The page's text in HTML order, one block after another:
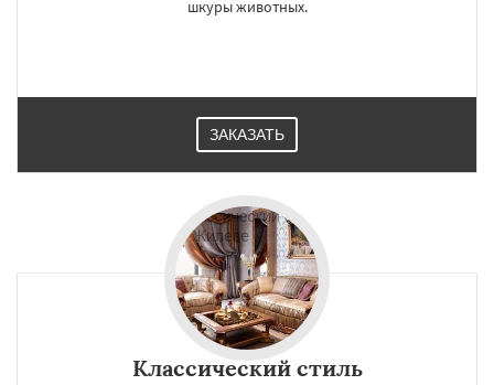
шкуры животных.
ЗАКАЗАТЬ
Классический стиль